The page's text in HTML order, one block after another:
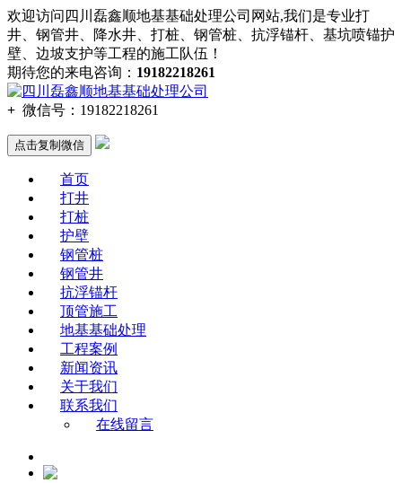
欢迎访问四川磊鑫顺地基基础处理公司网站,我们是专业打
井、钢管井、降水井、打桩、钢管桩、抗浮锚杆、基坑喷锚护
壁、边坡支护等工程的施工队伍！
期待您的来电咨询： 19182218261
+ 微信号： 19182218261
点击复制微信
首页
打井
打桩
护壁
钢管桩
钢管井
抗浮锚杆
顶管施工
地基基础处理
工程案例
新闻资讯
关于我们
联系我们
在线留言